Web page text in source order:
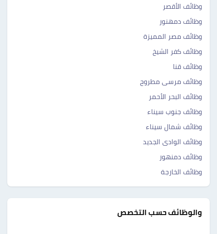
وظائف الأقصر
وظائف دمهنور
وظائف مصر المميزة
وظائف كفر الشيخ
وظائف قنا
وظائف مرسى مطروح
وظائف البحر الأحمر
وظائف جنوب سيناء
وظائف شمال سيناء
وظائف الوادى الجديد
وظائف دمنهور
وظائف الخارجة
والوظائف حسب التخصص